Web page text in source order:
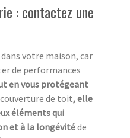
: contactez une
votre maison, car
de performances
en vous protégeant
de toit, elle
éléments qui
et à la longévitéde